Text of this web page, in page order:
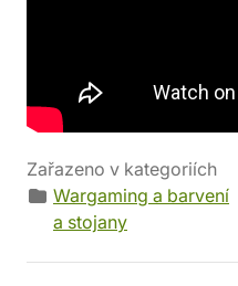
5905515273633
Zařazeno v kategoriích
Wargaming a barvení
a stojany